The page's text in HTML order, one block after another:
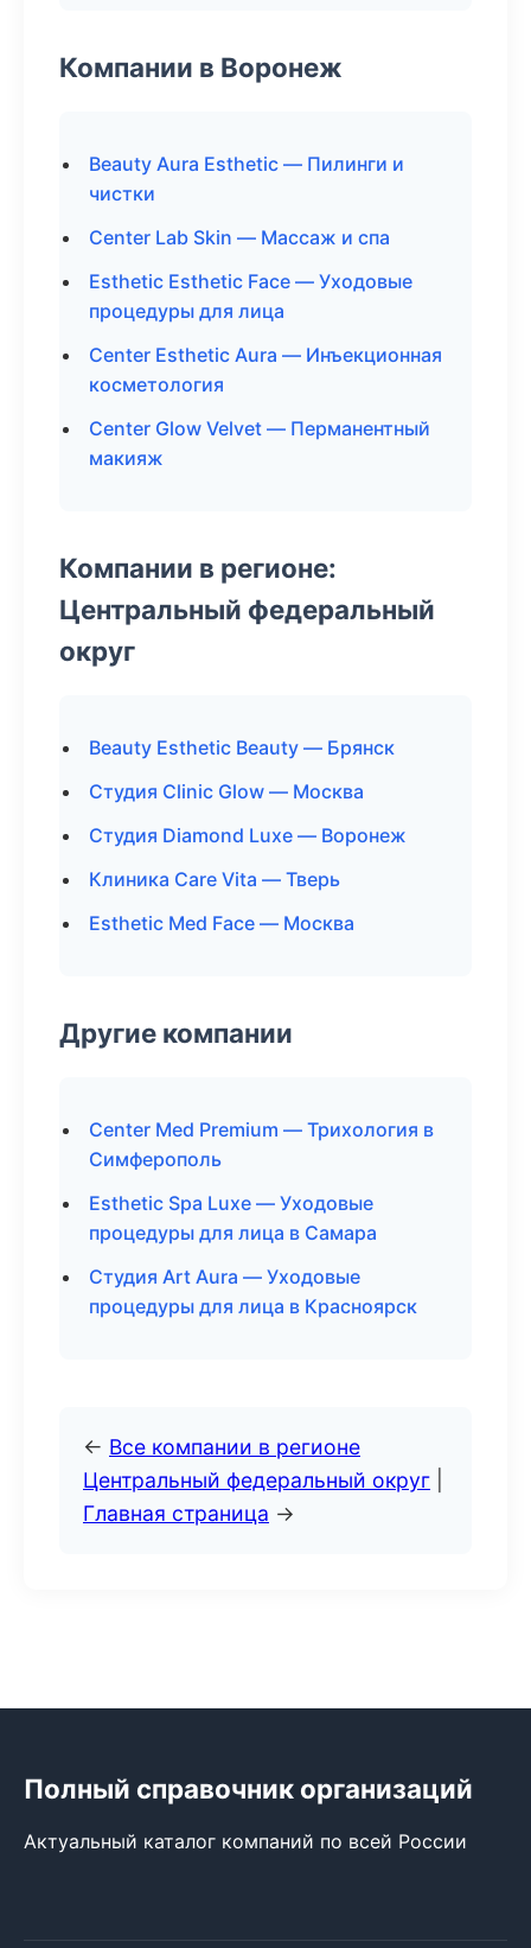
Компании в Воронеж
Beauty Aura Esthetic — Пилинги и
чистки
Center Lab Skin — Массаж и спа
Esthetic Esthetic Face — Уходовые
процедуры для лица
Center Esthetic Aura — Инъекционная
косметология
Center Glow Velvet — Перманентный
макияж
Компании в регионе:
Центральный федеральный
округ
Beauty Esthetic Beauty — Брянск
Студия Clinic Glow — Москва
Студия Diamond Luxe — Воронеж
Клиника Care Vita — Тверь
Esthetic Med Face — Москва
Другие компании
Center Med Premium — Трихология в
Симферополь
Esthetic Spa Luxe — Уходовые
процедуры для лица в Самара
Студия Art Aura — Уходовые
процедуры для лица в Красноярск
← Все компании в регионе
Центральный федеральный округ
Главная страница →
Полный справочник организаций
Актуальный каталог компаний по всей России